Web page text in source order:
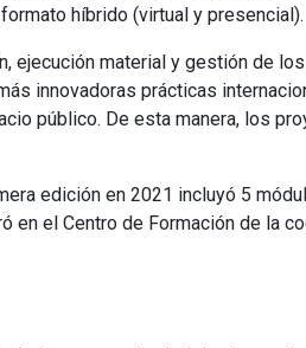
híbrido (virtual y presencial).
ejecución material y gestión de
innovadoras prácticas
público. De esta manera, los
edición en 2021 incluyó 5
el Centro de Formación de la